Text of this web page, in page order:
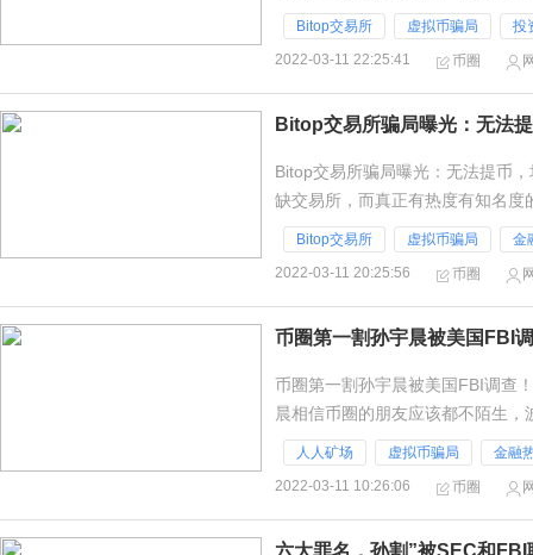
掌握信息者可联系反传销365网。
Bitop交易所 虚拟币骗局
投
2022-03-11 22:25:41
币圈
Bitop交易所骗局曝光：无法
Bitop交易所骗局曝光：无法提币
缺交易所，而真正有热度有知名
些没怎么听过的小交易所，而这些
Bitop交易所 虚拟币骗局
金
2022-03-11 20:25:56
币圈
币圈第一割孙宇晨被美国FBI
币圈第一割孙宇晨被美国FBI调查
晨相信币圈的朋友应该都不陌生
坑了一批人。最新消息孙宇晨目前
人人矿场 虚拟币骗局
金融
2022-03-11 10:26:06
币圈
六大罪名，孙割”被SEC和